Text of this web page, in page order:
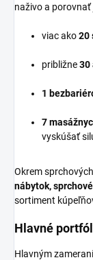
naživo a
viac ako20
približne30
1
7
vyskúšať
Okrem
nábytok,
sortiment
Hlavné
Hlavným